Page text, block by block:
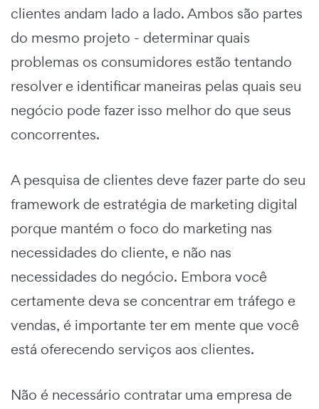
clientes andam lado a lado. Ambos são partes
do mesmo projeto - determinar quais
problemas os consumidores estão tentando
resolver e identificar maneiras pelas quais seu
negócio pode fazer isso melhor do que seus
concorrentes.
A pesquisa de clientes deve fazer parte do seu
framework de estratégia de marketing digital
porque mantém o foco do marketing nas
necessidades do cliente, e não nas
necessidades do negócio. Embora você
certamente deva se concentrar em tráfego e
vendas, é importante ter em mente que você
está oferecendo serviços aos clientes.
Não é necessário contratar uma empresa de